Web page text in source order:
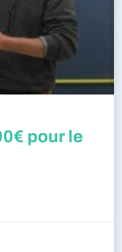
pour le